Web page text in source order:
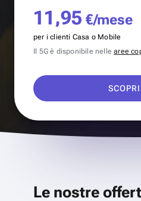
11,95 €/mese
per i clienti Casa o Mobile
Il 5G è disponibile nellearee
SCOPRI
Le nostre